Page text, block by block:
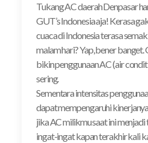
Tukang AC daerah Denpasar
GUT’s Indonesia aja! Kerasa
cuaca di Indonesia terasa
malam hari? Yap, bener banget.
bikin penggunaan AC (air
sering.
Sementara intensitas
dapat mempengaruhi
jika AC milikmu saat ini
ingat-ingat kapan terakhir kali